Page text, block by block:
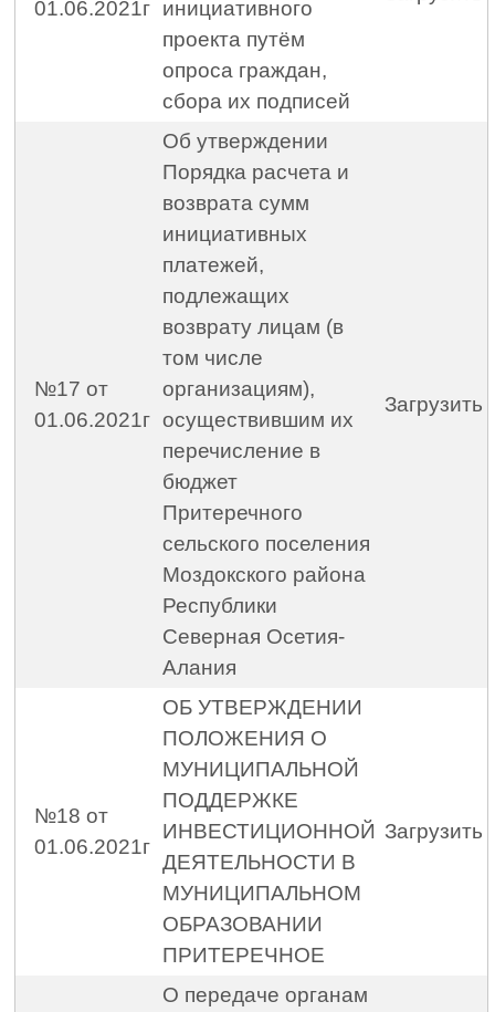
01.06.2021г инициативного
проекта путём
опроса граждан,
сбора их подписей
№17 от
01.06.2021г
Об утверждении
Порядка расчета и
возврата сумм
инициативных
платежей,
подлежащих
возврату лицам (в
том числе
организациям),
осуществившим их
перечисление в
бюджет
Притеречного
сельского поселения
Моздокского района
Республики
Северная Осетия-
Алания
Загрузить
№18 от
01.06.2021г
ОБ УТВЕРЖДЕНИИ
ПОЛОЖЕНИЯ О
МУНИЦИПАЛЬНОЙ
ПОДДЕРЖКЕ
ИНВЕСТИЦИОННОЙ
ДЕЯТЕЛЬНОСТИ В
МУНИЦИПАЛЬНОМ
ОБРАЗОВАНИИ
ПРИТЕРЕЧНОЕ
Загрузить
О передаче органам